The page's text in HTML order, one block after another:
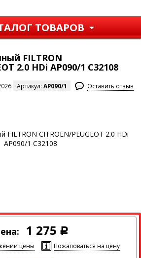
ТОВАРОВ
FILTRON
2.0 HDi AP090/1 C32108
Артикул:AP090/1
Оставить отзыв
1 275 Р
цены
Пожаловаться на цену